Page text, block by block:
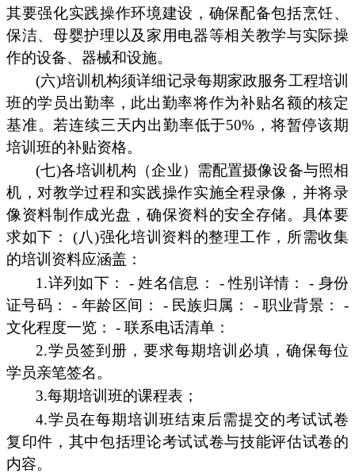
其要强化实践操作环境建设，确保配备包括烹饪、
保洁、母婴护理以及家用电器等相关教学与实际操
作的设备、器械和设施。
(六)培训机构须详细记录每期家政服务工程培训
班的学员出勤率，此出勤率将作为补贴名额的核定
基准。若连续三天内出勤率低于50%，将暂停该期
培训班的补贴资格。
(七)各培训机构（企业）需配置摄像设备与照相
机，对教学过程和实践操作实施全程录像，并将录
像资料制作成光盘，确保资料的安全存储。具体要
求如下： (八)强化培训资料的整理工作，所需收集
的培训资料应涵盖：
1.详列如下： - 姓名信息： - 性别详情： - 身份
证号码： - 年龄区间： - 民族归属： - 职业背景： -
文化程度一览： - 联系电话清单：
2.学员签到册，要求每期培训必填，确保每位
学员亲笔签名。
3.每期培训班的课程表；
4.学员在每期培训班结束后需提交的考试试卷
复印件，其中包括理论考试试卷与技能评估试卷的
内容。